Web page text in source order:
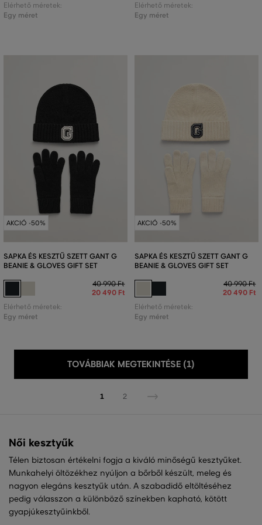
Elérhető méretek:
Egy méret
Elérhető méretek:
Egy méret
AKCIÓ -50%
SAPKA ÉS KESZTŰ SZETT GANT G
BEANIE & GLOVES GIFT SET
40 990 Ft
20 490 Ft
Elérhető méretek:
Egy méret
AKCIÓ -50%
SAPKA ÉS KESZTŰ SZETT GANT G
BEANIE & GLOVES GIFT SET
40 990 Ft
20 490 Ft
Elérhető méretek:
Egy méret
TOVÁBBIAK MEGTEKINTÉSE (1)
1 2
Női kesztyűk
Télen biztosan értékelni fogja a kiváló minőségű kesztyűket.
Munkahelyi öltözékhez nyúljon a bőrből készült, meleg és
nagyon elegáns kesztyűk után. A szabadidő eltöltéséhez
pedig válasszon a különböző színekben kapható, kötött
gyapjúkesztyűinkből.